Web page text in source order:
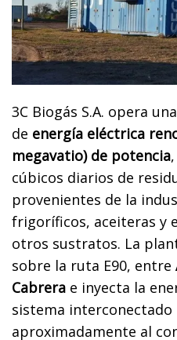
3C Biogás S.A. opera
de energía eléctrica
megavatio) de potencia
cúbicos diarios de
provenientes de la
frigoríficos, aceiteras y
otros sustratos. La
sobre la ruta E90, entre
Cabrera e inyecta la
sistema interconectado
aproximadamente al